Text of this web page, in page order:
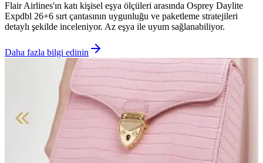
Flair Airlines'ın katı kişisel eşya ölçüleri arasında Osprey Daylite
Expdbl 26+6 sırt çantasının uygunluğu ve paketleme stratejileri
detaylı şekilde inceleniyor. Az eşya ile uyum sağlanabiliyor.
Daha fazla bilgi edinin